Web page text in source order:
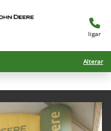
ligar
Alterar